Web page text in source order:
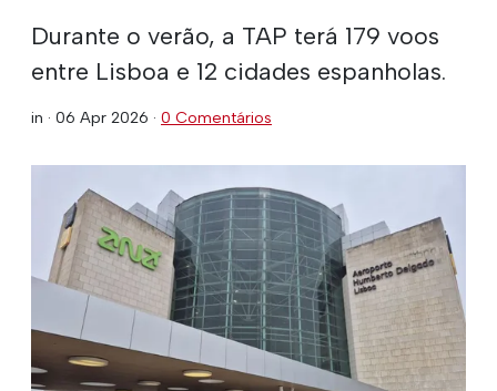
Durante o verão, a TAP terá 179 voos
entre Lisboa e 12 cidades espanholas.
in · 06 Apr 2026 · 0 Comentários